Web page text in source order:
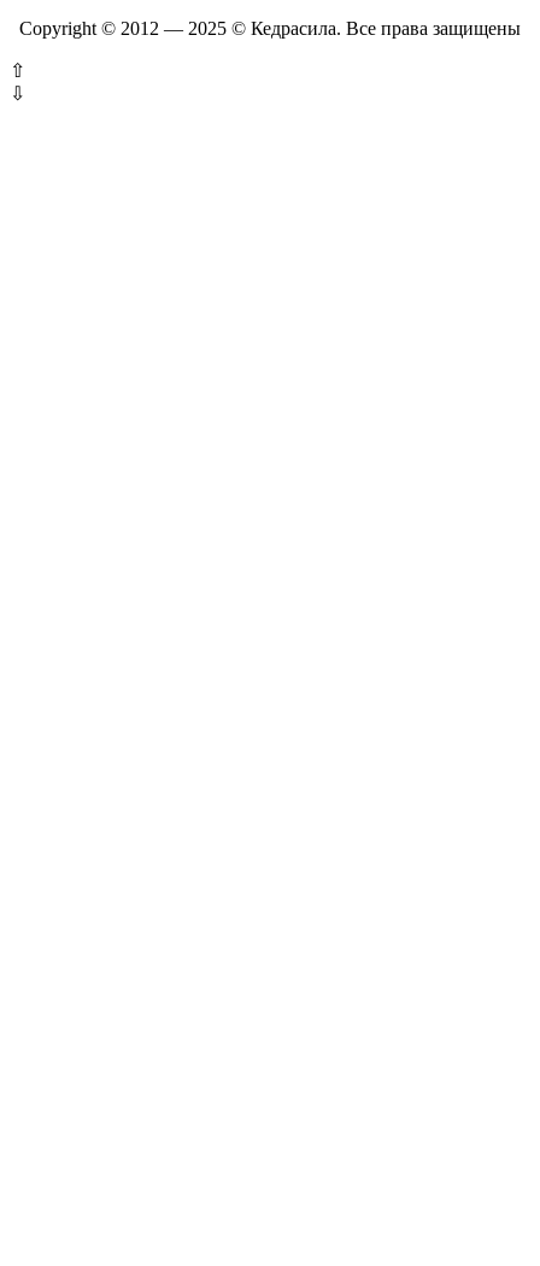
Copyright © 2012 — 2025 © Кедрасила. Все права защищены
⇧
⇩